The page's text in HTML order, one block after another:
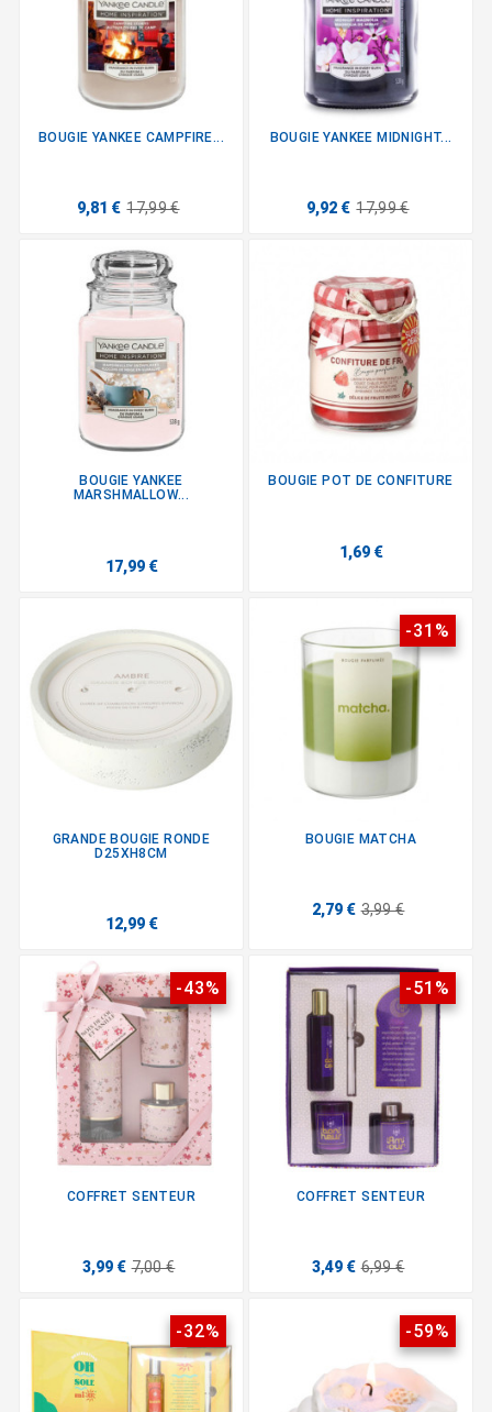
BOUGIE YANKEE CAMPFIRE...
9,81 € 17,99 €
BOUGIE YANKEE MIDNIGHT...
9,92 € 17,99 €
BOUGIE YANKEE
MARSHMALLOW...
17,99 €
BOUGIE POT DE CONFITURE
1,69 €
GRANDE BOUGIE RONDE
D25XH8CM
12,99 €
-31%
BOUGIE MATCHA
2,79 € 3,99 €
-43%
COFFRET SENTEUR
3,99 € 7,00 €
-51%
COFFRET SENTEUR
3,49 € 6,99 €
-32% -59%